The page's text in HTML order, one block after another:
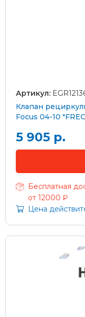
Артикул:
Клапан
Focus 04-10
5 905 р.
Бесплатная
от 12000 ₽
Цена